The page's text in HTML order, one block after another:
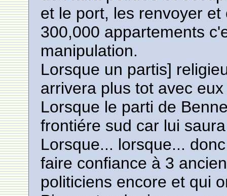
et le port, les renvoyer
300,000 appartements
manipulation.
Lorsque un partis]
arrivera plus tot avec
Lorsque le parti de
frontiére sud car lui
Lorsque... lorsque...
faire confiance à 3
politiciens encore et qui